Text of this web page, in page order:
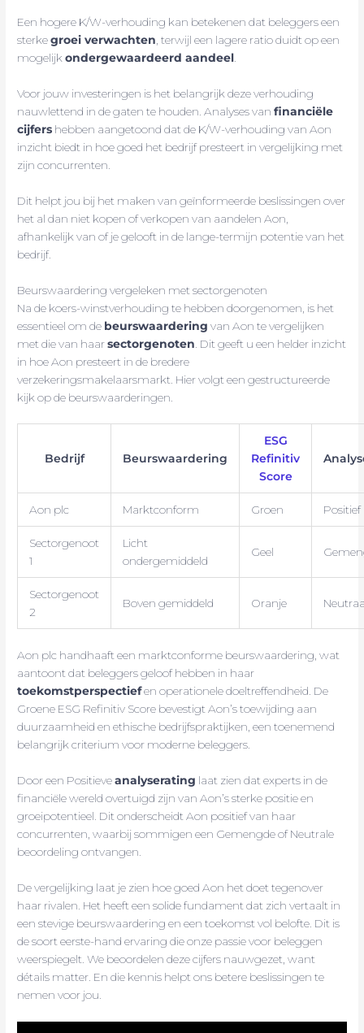
Een hogere K/W-verhouding kan betekenen dat beleggers een
sterkegroei verwachten , terwijl een lagere ratio duidt op een
mogelijkondergewaardeerd aandeel
Voor jouw investeringen is het belangrijk deze verhouding
nauwlettend in de gaten te houden. Analyses vanfinanciële
cijfers hebben aangetoond dat de K/W-verhouding van Aon
inzicht biedt in hoe goed het bedrijf presteert in vergelijking met
zijn concurrenten.
Dit helpt jou bij het maken van geïnformeerde beslissingen over
het al dan niet kopen of verkopen van aandelen Aon,
afhankelijk van of je gelooft in de lange-termijn potentie van het
bedrijf.
Beurswaardering vergeleken met sectorgenoten
Na de koers-winstverhouding te hebben doorgenomen, is het
essentieel om de beurswaardering van Aon te vergelijken
met die van haarsectorgenoten . Dit geeft u een helder inzicht
in hoe Aon presteert in de bredere
verzekeringsmakelaarsmarkt. Hier volgt een gestructureerde
kijk op de beurswaarderingen.
Bedrijf Beurswaardering
ESG
Refinitiv
Score
Aon plc Marktconform Groen Positief
Sectorgenoot
1
Licht
ondergemiddeld
Geel
Sectorgenoot
2
Boven gemiddeld Oranje
Aon plc handhaaft een marktconforme beurswaardering, wat
aantoont dat beleggers geloof hebben in haar
toekomstperspectiefen operationele doeltreffendheid. De
Groene ESG Refinitiv Score bevestigt Aon’s toewijding aan
duurzaamheid en ethische bedrijfspraktijken, een toenemend
belangrijk criterium voor moderne beleggers.
Door een Positieveanalyserating laat zien dat experts in de
financiële wereld overtuigd zijn van Aon’s sterke positie en
groeipotentieel. Dit onderscheidt Aon positief van haar
concurrenten, waarbij sommigen een Gemengde of Neutrale
beoordeling ontvangen.
De vergelijking laat je zien hoe goed Aon het doet tegenover
haar rivalen. Het heeft een solide fundament dat zich vertaalt in
een stevige beurswaardering en een toekomst vol belofte. Dit is
de soort eerste-hand ervaring die onze passie voor beleggen
weerspiegelt. We beoordelen deze cijfers nauwgezet, want
détails matter. En die kennis helpt ons betere beslissingen te
nemen voor jou.